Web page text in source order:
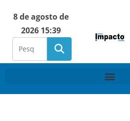
8 de agosto de
2026 15:39